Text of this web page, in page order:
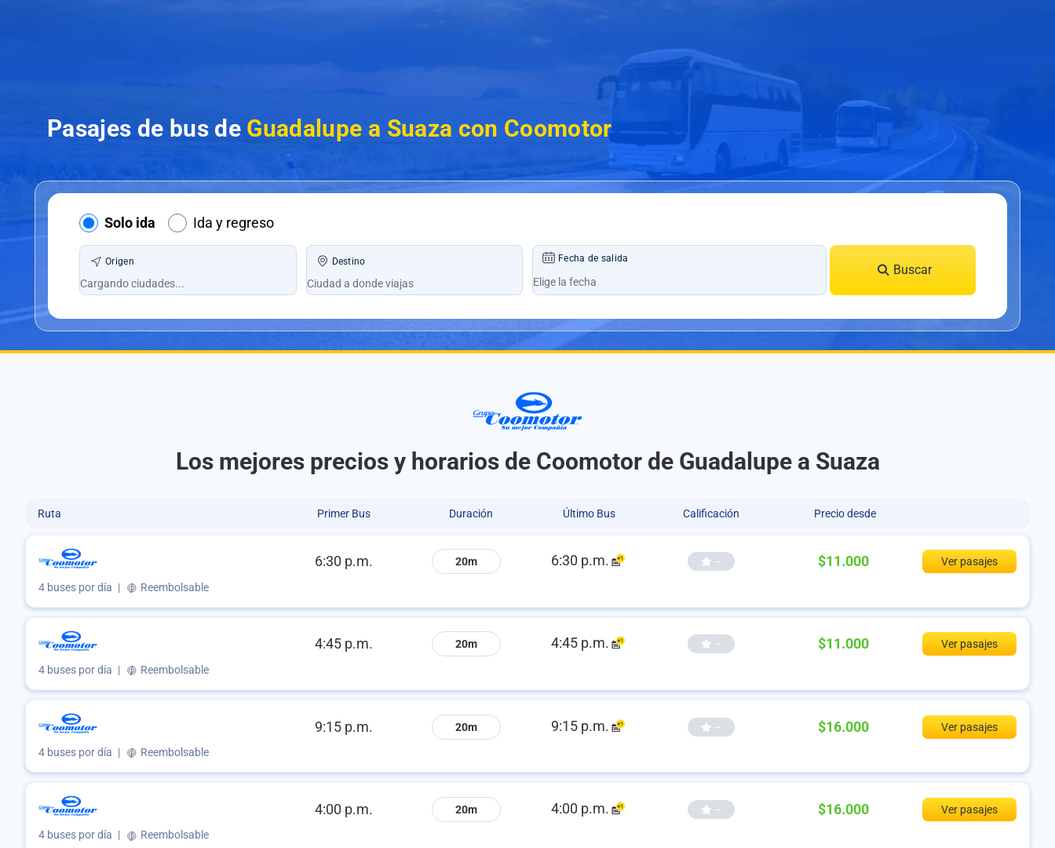
Pasajes de bus de Guadalupe a Suaza con Coomotor
Solo ida Ida y regreso
Origen Destino Fecha de salida
Buscar
Los mejores precios y horarios de Coomotor de Guadalupe a Suaza
Ruta Primer Bus Duración Último Bus Calificación Precio desde
6:30 p.m. 20m 6:30 p.m. -- $11.000 Ver pasajes
4 buses por día | Reembolsable
4:45 p.m. 20m 4:45 p.m. -- $11.000 Ver pasajes
4 buses por día | Reembolsable
9:15 p.m. 20m 9:15 p.m. -- $16.000 Ver pasajes
4 buses por día | Reembolsable
4:00 p.m. 20m 4:00 p.m. -- $16.000 Ver pasajes
4 buses por día | Reembolsable